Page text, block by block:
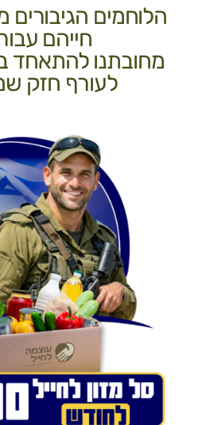
הלוחמים הגיבורים
חייהם
מחובתנו להתאחד
לעורף חזק